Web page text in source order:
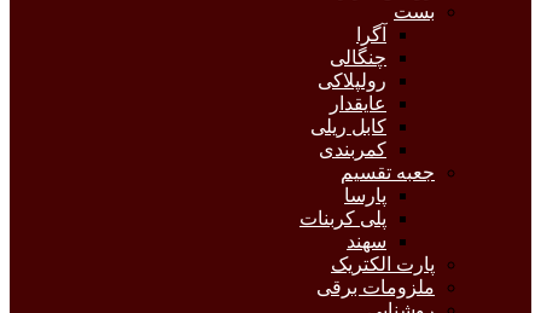
بست
آگرا
چنگالی
رولپلاکی
عایقدار
کابل ریلی
کمربندی
جعبه تقسیم
پارسا
پلی کربنات
سهند
پارت الکتریک
ملزومات برقی